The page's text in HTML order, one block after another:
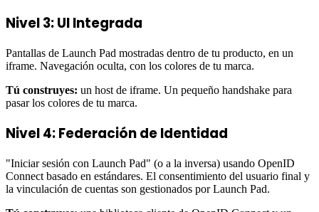
Nivel 3: UI Integrada
Pantallas de Launch Pad mostradas dentro de tu producto, en un
iframe. Navegación oculta, con los colores de tu marca.
Tú construyes: un host de iframe. Un pequeño handshake para
pasar los colores de tu marca.
Nivel 4: Federación de Identidad
"Iniciar sesión con Launch Pad" (o a la inversa) usando OpenID
Connect basado en estándares. El consentimiento del usuario final y
la vinculación de cuentas son gestionados por Launch Pad.